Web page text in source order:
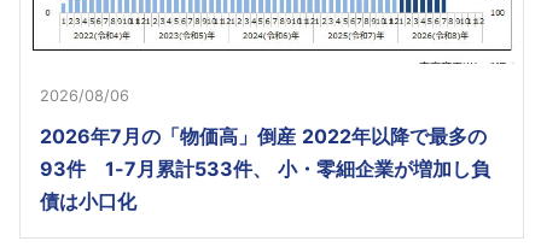
2026/08/06
2026年7月の「物価高」倒産 2022年以降で最多の
93件 1-7月累計533件、 小・零細企業が増加し負
債は小口化